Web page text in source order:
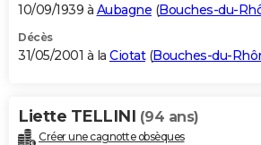
10/09/1939 à Aubagne (Bouches-du-
Décès
31/05/2001 à la Ciotat(Bouches-du-
Liette TELLINI (94 ans)
Créer une cagnotte obsèques